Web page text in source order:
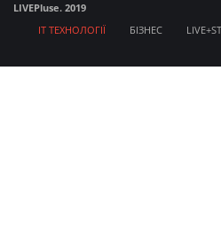
LIVEPluse. 2019
IT ТЕХНОЛОГІЇ
БІЗНЕС